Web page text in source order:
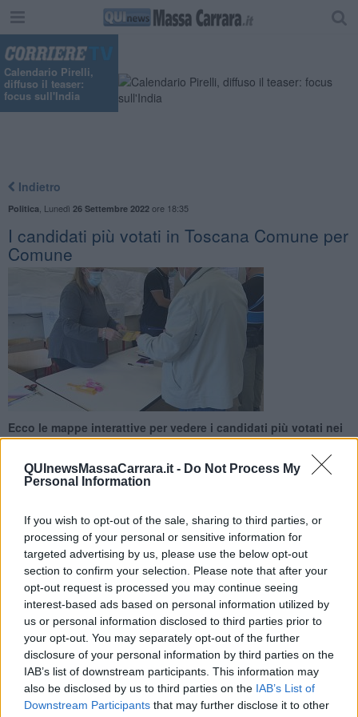
QUInewsMassaCarrara.it - Do Not Process My
Personal Information
If you wish to opt-out of the sale, sharing to third parties, or
processing of your personal or sensitive information for
targeted advertising by us, please use the below opt-out
section to confirm your selection. Please note that after your
opt-out request is processed you may continue seeing
interest-based ads based on personal information utilized by
us or personal information disclosed to third parties prior to
your opt-out. You may separately opt-out of the further
disclosure of your personal information by third parties on the
IAB’s list of downstream participants. This information may
also be disclosed by us to third parties on the IAB’s List of
Downstream Participants that may further disclose it to other
Calendario Pirelli,
diffuso il teaser:
focus sull'India
Indietro
Politica Lunedì 26 Settembre 2022ore 18:35
I candidati più votati in Toscana Comune per
Comune
Ecco le mappe interattive per vedere i candidati più votati nei
collegi uninominali in ognuno dei 273 Comuni toscani, alla
TOSCANA —In attesa di conoscere i nuovi membri del Parlamento
italiano eletti con il sistema proporzionale, ecco duemappe
interattive per vedere quali sono i candidati uninominali che hanno
conquistato ilmaggior numero di consensiin ciascuno dei 273
Comuni della Toscana.
Nelle mappe che trovate qui sotto, basta cliccare su ogni Comune e
appare il nome. Il colore blu segnala i Comuni dove è stato più
votato un candidato di centrodestra, il colore rosso i Comuni dove è
stato più votato un candidato del centrosinistra, il colore rosa quelli
dove è stato il più votato è un candidato di Azione IV.